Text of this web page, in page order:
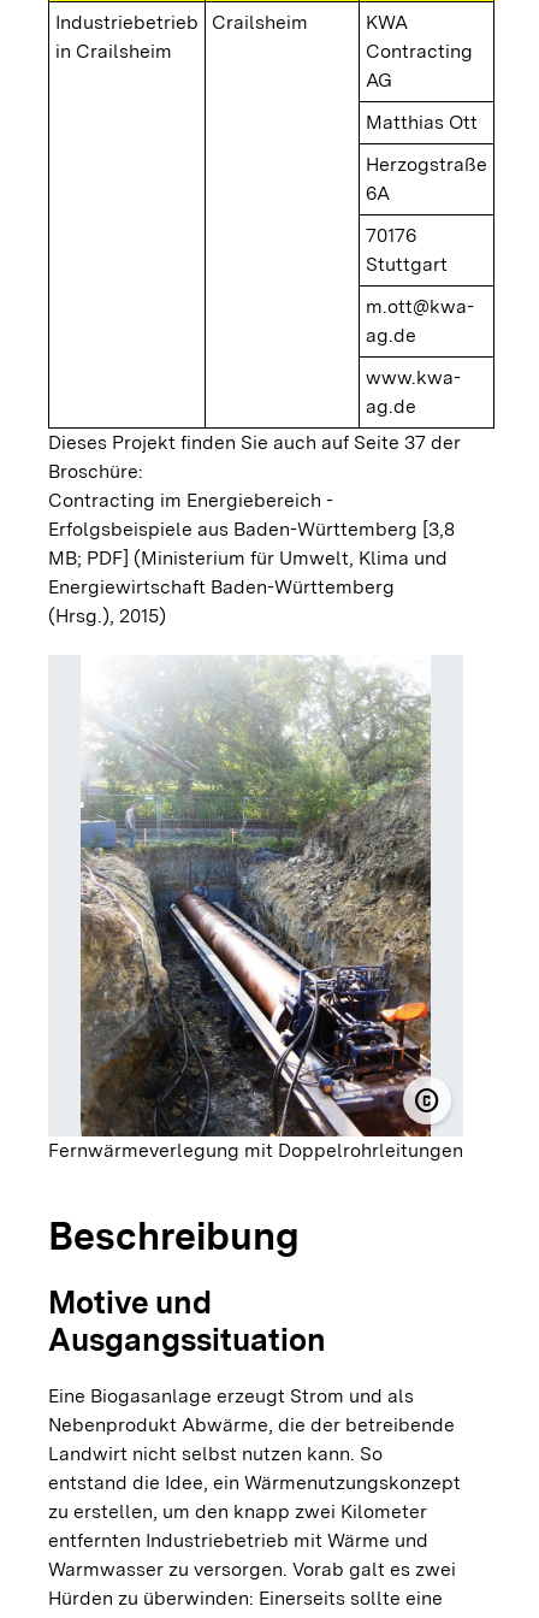
Industriebetrieb
in Crailsheim
Crailsheim
KWA
Contracting
AG
Matthias Ott
Herzogstraße
6A
70176
Stuttgart
m.ott@kwa-
ag.de
www.kwa-
ag.de
Dieses Projekt finden Sie auch auf Seite 37 der
Broschüre:
Contracting im Energiebereich -
Erfolgsbeispiele aus Baden-Württemberg [3,8
MB; PDF] (Ministerium für Umwelt, Klima und
Energiewirtschaft Baden-Württemberg
(Hrsg.), 2015)
copyright© KWA
Fernwärmeverlegung mit Doppelrohrleitungen
Beschreibung
Motive und
Ausgangssituation
Eine Biogasanlage erzeugt Strom und als
Nebenprodukt Abwärme, die der betreibende
Landwirt nicht selbst nutzen kann. So
entstand die Idee, ein Wärmenutzungskonzept
zu erstellen, um den knapp zwei Kilometer
entfernten Industriebetrieb mit Wärme und
Warmwasser zu versorgen. Vorab galt es zwei
Hürden zu überwinden: Einerseits sollte eine